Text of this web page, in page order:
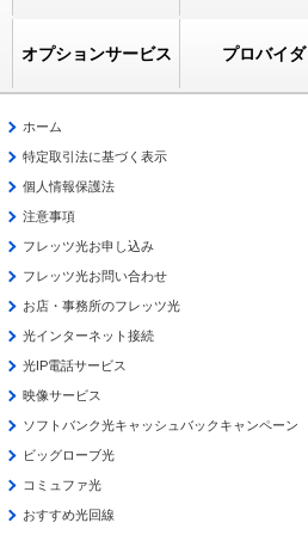
オプションサービス プロバイダ
ホーム
特定取引法に基づく表示
個人情報保護法
注意事項
フレッツ光お申し込み
フレッツ光お問い合わせ
お店・事務所のフレッツ光
光インターネット接続
光IP電話サービス
映像サービス
ソフトバンク光キャッシュバックキャンペーン
ビッグローブ光
コミュファ光
おすすめ光回線